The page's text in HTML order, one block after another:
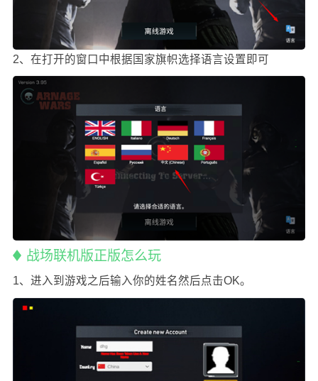
2、在打开的窗口中根据国家旗帜选择语言设置即可
战场联机版正版怎么玩
1、进入到游戏之后输入你的姓名然后点击OK。